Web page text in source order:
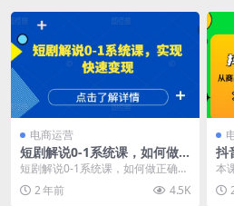
电商运营
短剧解说0-1系统课，如何做
正确的账号运营，打造高权重
高播放量的短剧账号，实现快
速变现
短剧解说0-1系统课，如何做正确的
账号运营，打造高权重高播放量的
短剧账号，实现快...
2 年前 4.5K
抖
品
万
本
现
过